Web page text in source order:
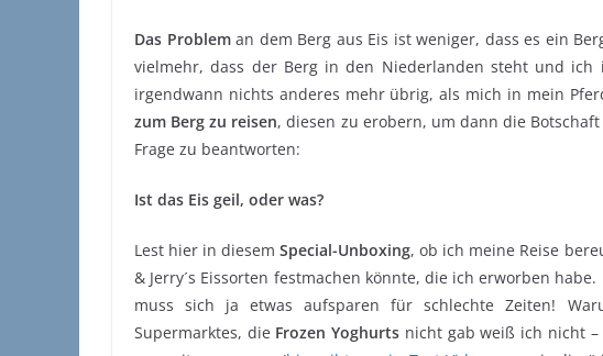
Das Probleman dem Berg aus Eis ist weniger, dass es ein
vielmehr, dass der Berg in den Niederlanden steht und
irgendwann nichts anderes mehr übrig, als mich in mein
zum Berg zu reisen, diesen zu erobern, um dann die
Frage zu beantworten:
Ist das Eis geil, oder was?
Lest hier in diesemSpecial-Unboxing, ob ich meine Reise
& Jerry´s Eissorten festmachen könnte, die ich erworben
muss sich ja etwas aufsparen für schlechte Zeiten!
Supermarktes, die Frozen Yoghurts nicht gab weiß ich nicht